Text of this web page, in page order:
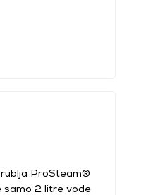
rublja ProSteam®
samo 2 litre vode